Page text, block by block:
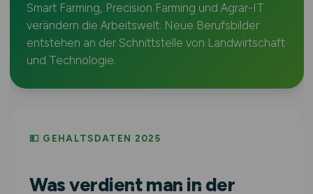
Smart Farming, Precision Farming und Agrar-IT
verändern die Arbeitswelt. Neue Berufsbilder
entstehen an der Schnittstelle von Landwirtschaft
und Technologie.
💵 GEHALTSDATEN 2025
Was verdient man in der